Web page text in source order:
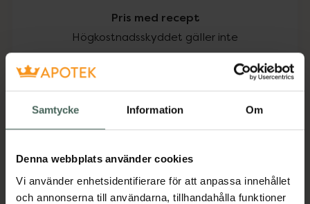
Samtycke Information Om
Denna webbplats använder cookies
Vi använder enhetsidentifierare för att anpassa innehållet
och annonserna till användarna, tillhandahålla funktioner
Pris med recept
Högkostnadsskyddet gäller inte
389,58 kr
Köp via ditt recept
Aktuella erbjudanden